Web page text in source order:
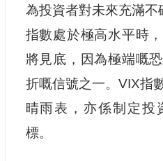
為投資者對未來充滿
指數處於極高水平時
將見底，因為極端嘅
折嘅信號之一。VIX指
晴雨表，亦係制定投
標。